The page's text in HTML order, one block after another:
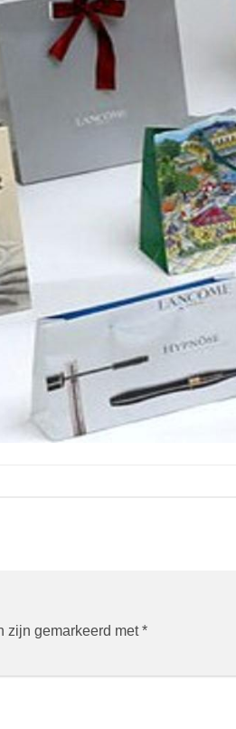
zijn gemarkeerd met*